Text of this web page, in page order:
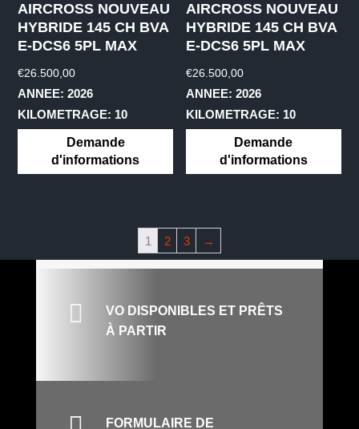
AIRCROSS NOUVEAU
HYBRIDE 145 CH BVA
E-DCS6 5PL MAX
€26.500,00
ANNEE: 2026
KILOMETRAGE: 10
Demande
d'informations
AIRCROSS NOUVEAU
HYBRIDE 145 CH BVA
E-DCS6 5PL MAX
€26.500,00
ANNEE: 2026
KILOMETRAGE: 10
Demande
d'informations
1 2 3 →

VO DISPONIBLES ET PRÊTS
À PARTIR
FORMULAIRE DE